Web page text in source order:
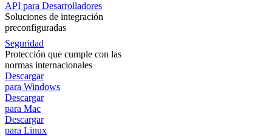
API para Desarrolladores
Soluciones de integración
preconfiguradas
Seguridad
Protección que cumple con las
normas internacionales
Descargar
para Windows
Descargar
para Mac
Descargar
para Linux